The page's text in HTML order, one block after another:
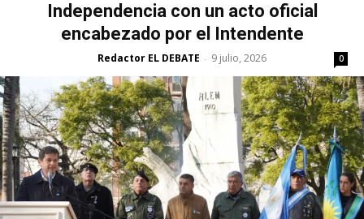
Independencia con un acto oficial
encabezado por el Intendente
Redactor EL DEBATE - 9 julio, 2026 0